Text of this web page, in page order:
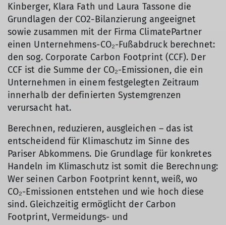
Kinberger, Klara Fath und Laura Tassone die
Grundlagen der CO2-Bilanzierung angeeignet
sowie zusammen mit der Firma ClimatePartner
einen Unternehmens-CO₂-Fußabdruck berechnet:
den sog. Corporate Carbon Footprint (CCF). Der
CCF ist die Summe der CO₂-Emissionen, die ein
Unternehmen in einem festgelegten Zeitraum
innerhalb der definierten Systemgrenzen
verursacht hat.
Berechnen, reduzieren, ausgleichen – das ist
entscheidend für Klimaschutz im Sinne des
Pariser Abkommens. Die Grundlage für konkretes
Handeln im Klimaschutz ist somit die Berechnung:
Wer seinen Carbon Footprint kennt, weiß, wo
CO₂-Emissionen entstehen und wie hoch diese
sind. Gleichzeitig ermöglicht der Carbon
Footprint, Vermeidungs- und